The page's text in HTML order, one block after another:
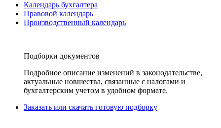
Календарь бухгалтера
Правовой календарь
Производственный календарь
Подборки документов
Подробное описание изменений в законодательстве,
актуальные новшества, связанные с налогами и
бухгалтерским учетом в удобном формате.
Заказать или скачать готовую подборку